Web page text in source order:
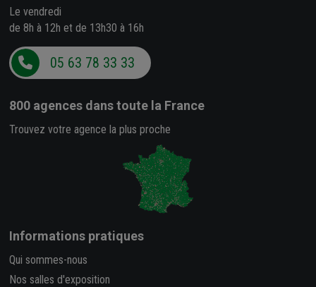
Le vendredi
de 8h à 12h et de 13h30 à 16h
05 63 78 33 33
800 agences dans toute la France
Trouvez votre agence la plus proche
Informations pratiques
Qui sommes-nous
Nos salles d'exposition